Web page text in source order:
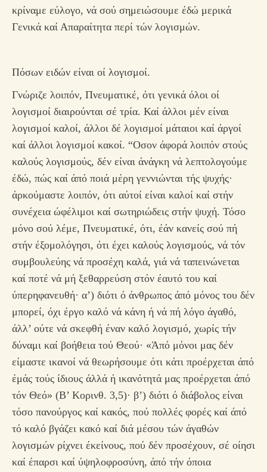
κρίναμε εύλογο, νά σού σημειώσουμε έδώ μερικά
Γενικά καί Απαραίτητα περί τών λογισμών.
Πόσων ειδών είναι οί λογισμοί.
Γνώριζε λοιπόν, Πνευματικέ, ότι γενικά όλοι οί
λογισμοί διαιρούνται σέ τρία. Καί άλλοι μέν είναι
λογισμοί καλοί, άλλοι δέ λογισμοί μάταιοι καί άργοί
καί άλλοι λογισμοί κακοί. “Οσον άφορά λοιπόν στούς
καλούς λογισμούς, δέν είναι άνάγκη νά λεπτολογούμε
έδώ, πώς καί άπό ποιά μέρη γεννιώνται τής ψυχής·
άρκούμαστε λοιπόν, ότι αύτοί είναι καλοί καί στήν
συνέχεια ώφέλιμοι καί σωτηριώδεις στήν ψυχή. Τόσο
μόνο σού λέμε, Πνευματικέ, ότι, έάν κανείς σού πή
στήν έξομολόγησι, ότι έχει καλούς λογισμούς, νά τόν
συμβουλεύης νά προσέχη καλά, γιά νά ταπεινώνεται
καί ποτέ νά μή ξεθαρρεύση στόν έαυτό του καί
ύπερηφανευθή· α’) διότι ό άνθρωπος άπό μόνος του δέν
μπορεί, όχι έργο καλό νά κάνη ή νά πή λόγο άγαθό,
άλλ’ ούτε νά σκεφθή έναν καλό λογισμό, χωρίς τήν
δύναμι καί βοήθεια τού Θεού· «Άπό μόνοι μας δέν
είμαστε ικανοί νά θεωρήσουμε ότι κάτι προέρχεται άπό
έμάς τούς ίδιους άλλά ή ικανότητά μας προέρχεται άπό
τόν Θεό» (Β’ Κορινθ. 3,5)· β’) διότι ό διάβολος είναι
τόσο πανούργος καί κακός, πού πολλές φορές καί άπό
τό καλό βγάζει κακό καί διά μέσου τών άγαθών
λογισμών ρίχνει έκείνους, πού δέν προσέχουν, σέ οίησι
καί έπαρσι καί ύψηλοφροσύνη, άπό τήν όποια